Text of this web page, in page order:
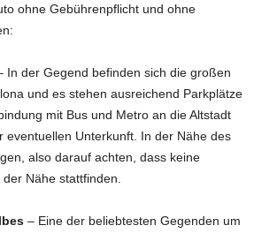
ohne Gebührenpflicht und ohne
In der Gegend befinden sich die großen
und es stehen ausreichend Parkplätze
mit Bus und Metro an die Altstadt
eventuellen Unterkunft. In der Nähe des
also darauf achten, dass keine
Nähe stattfinden.
– Eine der beliebtesten Gegenden um